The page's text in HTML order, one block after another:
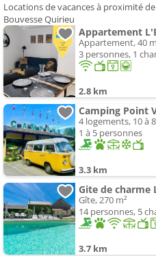
Locations de vacances à proximité
Bouvesse Quirieu
Appartement
Appartement, 40
3 personnes, 1
2.8 km
Camping Point
4 logements, 10 à
1 à 5 personnes
3.3 km
Gite de charme
Gîte, 270 m²
14 personnes, 5
3.7 km